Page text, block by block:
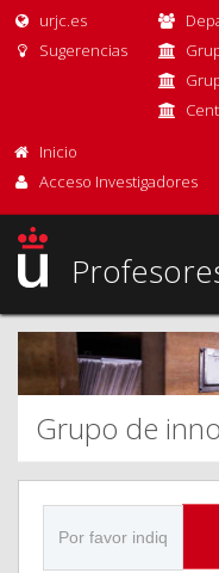
urjc.es
Sugerencias
Inicio
Acceso Investigadores
Grupo de